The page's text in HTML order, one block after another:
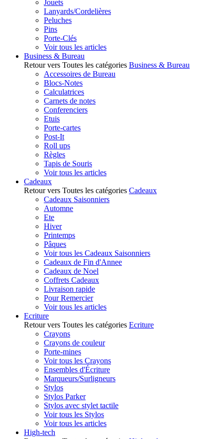
Jouets
Lanyards/Cordelières
Peluches
Pins
Porte-Clés
Voir tous les articles
Business & Bureau
Retour vers Toutes les catégories Business & Bureau
Accessoires de Bureau
Blocs-Notes
Calculatrices
Carnets de notes
Conferenciers
Etuis
Porte-cartes
Post-It
Roll ups
Règles
Tapis de Souris
Voir tous les articles
Cadeaux
Retour vers Toutes les catégories Cadeaux
Cadeaux Saisonniers
Automne
Ete
Hiver
Printemps
Pâques
Voir tous les Cadeaux Saisonniers
Cadeaux de Fin d'Annee
Cadeaux de Noel
Coffrets Cadeaux
Livraison rapide
Pour Remercier
Voir tous les articles
Ecriture
Retour vers Toutes les catégories Ecriture
Crayons
Crayons de couleur
Porte-mines
Voir tous les Crayons
Ensembles d'Écriture
Marqueurs/Surligneurs
Stylos
Stylos Parker
Stylos avec stylet tactile
Voir tous les Stylos
Voir tous les articles
High-tech